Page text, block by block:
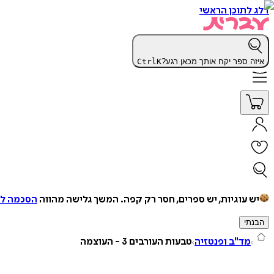
דלג לתוכן הראשי
איזה ספר יקח אותך מכאן רגע? CtrlK
יש עוגיות, יש ספרים, חסר רק קפה. המשך גלישה מהווה הסכמה
הבנתי
מד"ב ופנטזיה טבעות העורבים 3 - העוצמה